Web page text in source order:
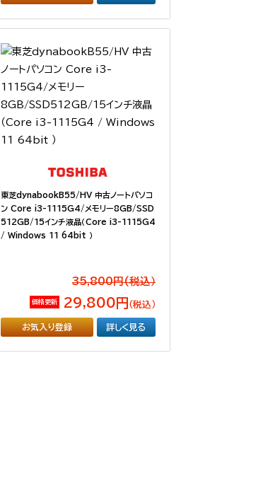
東芝dynabookB55/HV 中古ノートパソコ
ン Core i3-1115G4/メモリー8GB/SSD
512GB/15インチ液晶（Core i3-1115G4
/ Windows 11 64bit ）
35,800円(税込）
価格更新 29,800円 （税込）
お気入り登録 詳しく見る